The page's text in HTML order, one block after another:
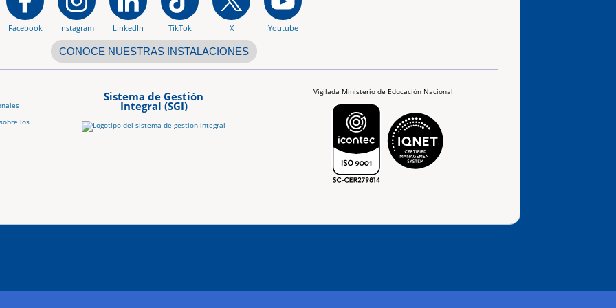
Facebook Instagram LinkedIn TikTok X Youtube
CONOCE NUESTRAS INSTALACIONES
los
Sistema de Gestión
Integral (SGI)
Vigilada Ministerio de Educación Nacional